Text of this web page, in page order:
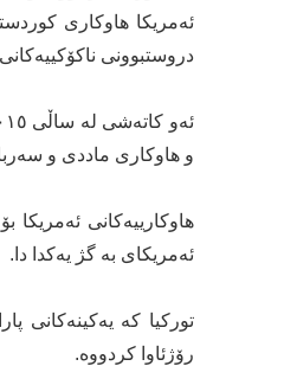
ئەمریکا هاوکاری
دروستبوونی
و هاوکاری ماددی و
هاوکارییەکانی
ئەمریکای بە گژ یەکدا دا.
تورکیا کە یەکینەکانی
رۆژئاوا کردووە.